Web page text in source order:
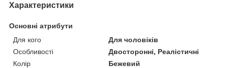
Характеристики
Основні атрибути
Для кого
Для чоловіків
Особливості
Двосторонні, Реалістичні
Колір
Бежевий